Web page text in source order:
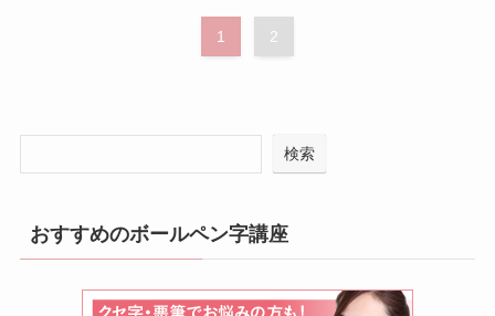
1 2
検索
おすすめのボールペン字講座